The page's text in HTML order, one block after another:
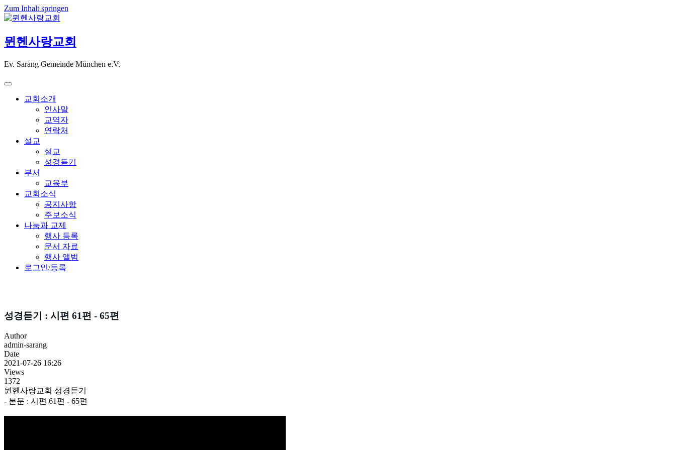
Zum Inhalt springen
뮌헨사랑교회
Ev. Sarang Gemeinde München e.V.
교회소개
인사말
교역자
연락처
설교
설교
성경듣기
부서
교육부
교회소식
공지사항
주보소식
나눔과 교제
행사 등록
문서 자료
행사 앨범
로그인/등록
성경듣기 : 시편 61편 - 65편
Author
admin-sarang
Date
2021-07-26 16:26
Views
1372
뮌헨사랑교회 성경듣기
- 본문 : 시편 61편 - 65편